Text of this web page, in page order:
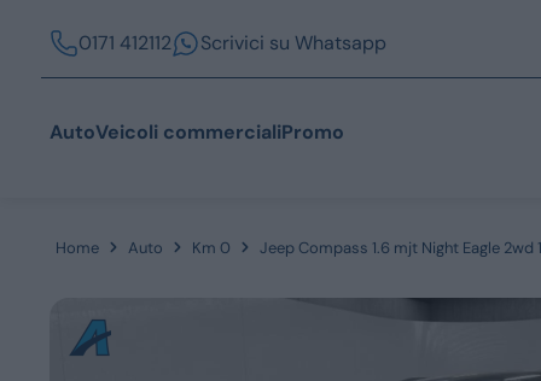
0171 412112 Scrivici su Whatsapp
AutoVeicoli commercialiPromo
Home Auto Km 0 Jeep Compass 1.6 mjt Night Eagle 2wd